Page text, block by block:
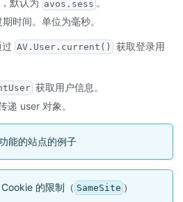
默认为 avos.sess 。
时间。单位为毫秒。
AV.User.current()
获取登录用
获取用户信息。
递 user 对象。
能的站点的例子
的限制（ SameSite ）